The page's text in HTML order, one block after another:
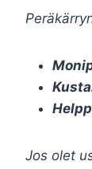
Jos olet